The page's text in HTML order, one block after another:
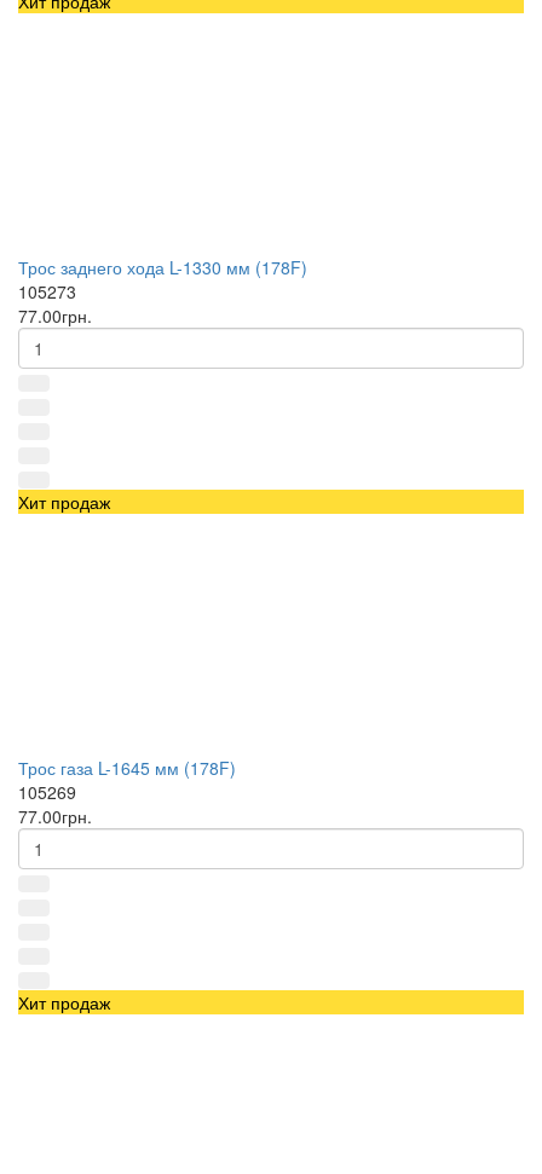
Трос заднего хода L-1330 мм (178F)
105273
77.00грн.
Хит продаж
Трос газа L-1645 мм (178F)
105269
77.00грн.
Хит продаж